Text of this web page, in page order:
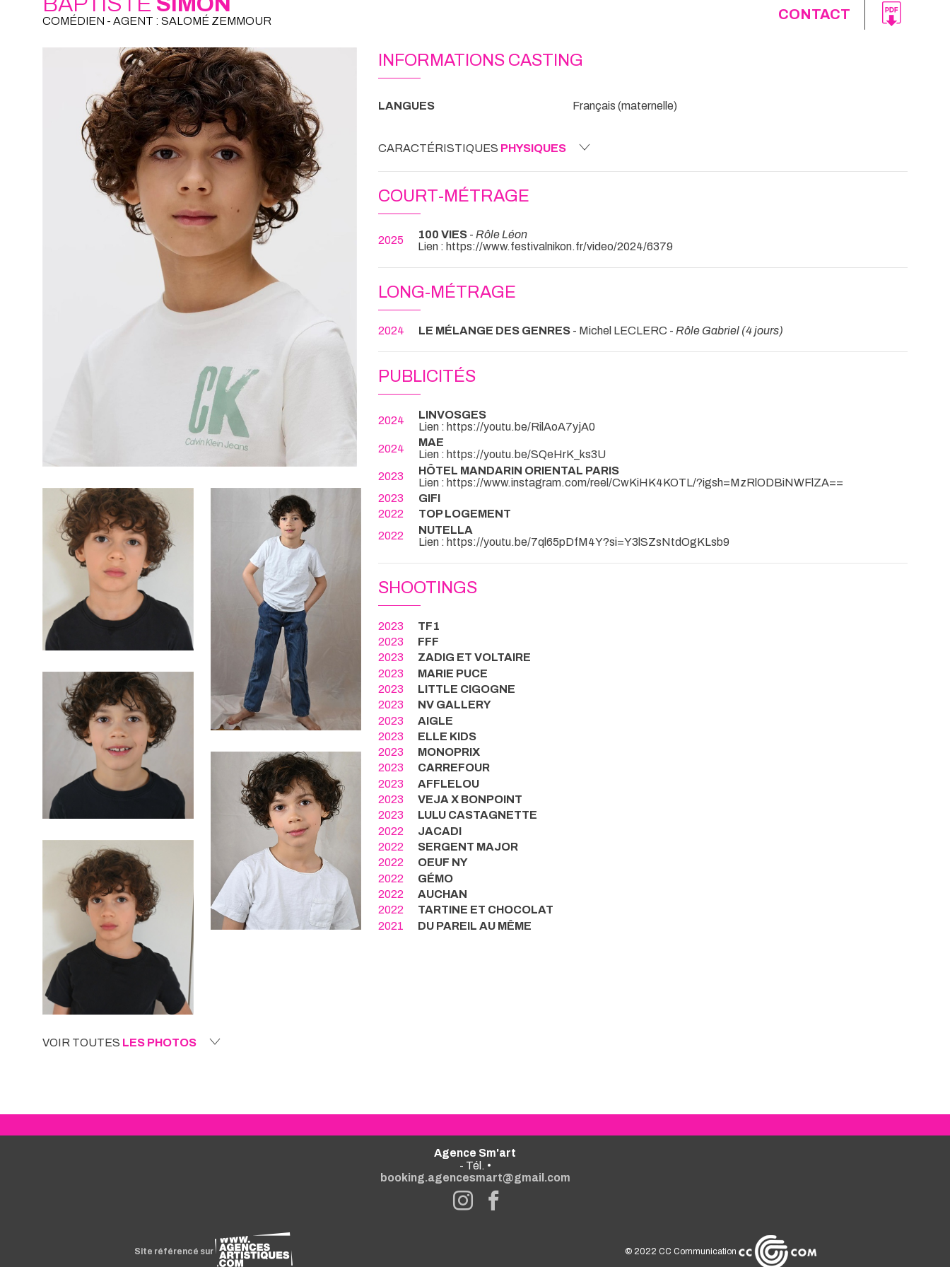
COMÉDIEN - AGENT : SALOMÉ ZEMMOUR CONTACT
VOIR TOUTES LES PHOTOS
INFORMATIONS CASTING
LANGUES Français (maternelle)
CARACTÉRISTIQUES PHYSIQUES
COURT-MÉTRAGE
2025 100 VIES - Rôle Léon
Lien : https://www.festivalnikon.fr/video/2024/6379
LONG-MÉTRAGE
2024 LE MÉLANGE DES GENRES - Michel LECLERC - Rôle Gabriel (4 jours)
PUBLICITÉS
2024
LINVOSGES
Lien : https://youtu.be/RilAoA7yjA0
2024
MAE
Lien : https://youtu.be/SQeHrK_ks3U
2023
HÔTEL MANDARIN ORIENTAL PARIS
Lien : https://www.instagram.com/reel/CwKiHK4KOTL/?igsh=MzRlODBiNWFlZA==
2023
GIFI
2022
TOP LOGEMENT
2022
NUTELLA
Lien : https://youtu.be/7ql65pDfM4Y?si=Y3lSZsNtdOgKLsb9
SHOOTINGS
2023
TF1
2023
FFF
2023
ZADIG ET VOLTAIRE
2023
MARIE PUCE
2023
LITTLE CIGOGNE
2023
NV GALLERY
2023
AIGLE
2023
ELLE KIDS
2023
MONOPRIX
2023
CARREFOUR
2023
AFFLELOU
2023
VEJA X BONPOINT
2023
LULU CASTAGNETTE
2022
JACADI
2022
SERGENT MAJOR
2022
OEUF NY
2022
GÉMO
2022
AUCHAN
2022
TARTINE ET CHOCOLAT
2021
DU PAREIL AU MÊME
Agence Sm'art
- Tél. •
booking.agencesmart@gmail.com
Site référencé sur © 2022 CC Communication